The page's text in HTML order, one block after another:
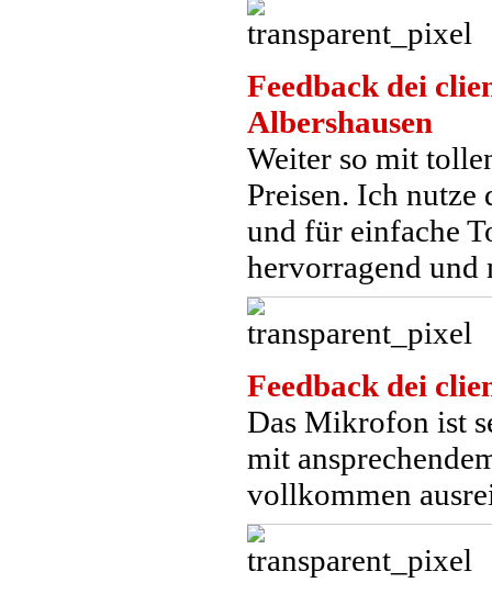
Feedback dei
Albershausen
Weiter so mit
Preisen. Ich
und für einfache
hervorragend und
Feedback dei
Das Mikrofon ist
mit
vollkommen